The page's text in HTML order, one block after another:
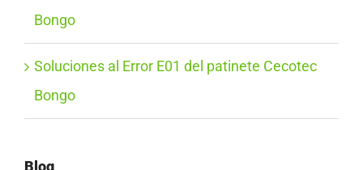
Bongo
Soluciones al Error E01 del patinete Cecotec
Bongo
Blog